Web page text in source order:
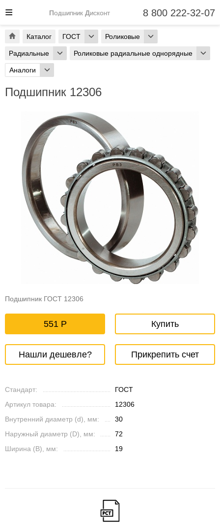
Каталог ГОСТ Роликовые
Радиальные Роликовые радиальные однорядные
Аналоги
Подшипник 12306
Подшипник ГОСТ 12306
551 Купить
Нашли дешевле? Прикрепить счет
Стандарт:
ГОСТ
Артикул товара:
12306
Внутренний диаметр (d), мм:
30
Наружный диаметр (D), мм:
72
Ширина (B), мм:
19
Подшипник Дисконт 8 800 222-32-07